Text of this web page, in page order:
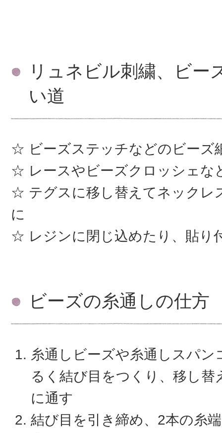
リュネビル刺繍、ビー
い道
ビーズステッチなどのビーズ
レースやビーズクロッシェな
テグスに移し替えてネックレ
に
レジンに閉じ込めたり、貼り
ビーズの糸通しの仕方
糸通しビーズや糸通しスパン
るく結び目をつくり、移し替
に通す
結び目を引き締め、2本の糸